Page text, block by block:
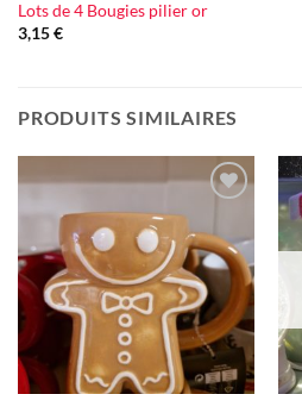
Lots de 4 Bougies pilier or
3,15€
PRODUITS SIMILAIRES
à la liste
d'envie